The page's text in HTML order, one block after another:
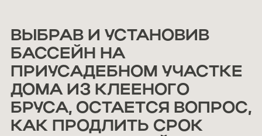
ВЫБРАВ И УСТАНОВИВ
БАССЕЙН НА
ПРИУСАДЕБНОМ УЧАСТКЕ
ДОМА ИЗ КЛЕЕНОГО
БРУСА, ОСТАЕТСЯ ВОПРОС,
КАК ПРОДЛИТЬ СРОК